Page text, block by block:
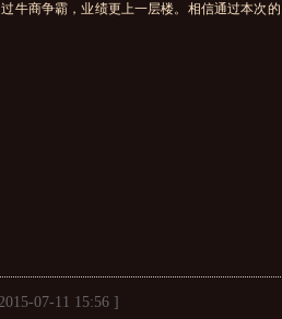
牛商争霸，业绩更上一层楼。相信通过本次的
07-11 15:56 ]